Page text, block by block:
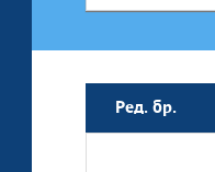
Ред. бр.